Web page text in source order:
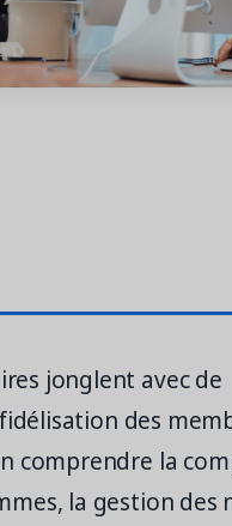
jonglent avec de
des
comprendre la
la gestion des